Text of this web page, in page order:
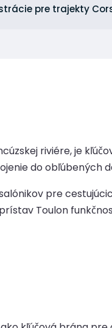
pre trajekty
riviére, je
do obľúbených
pre
Toulon